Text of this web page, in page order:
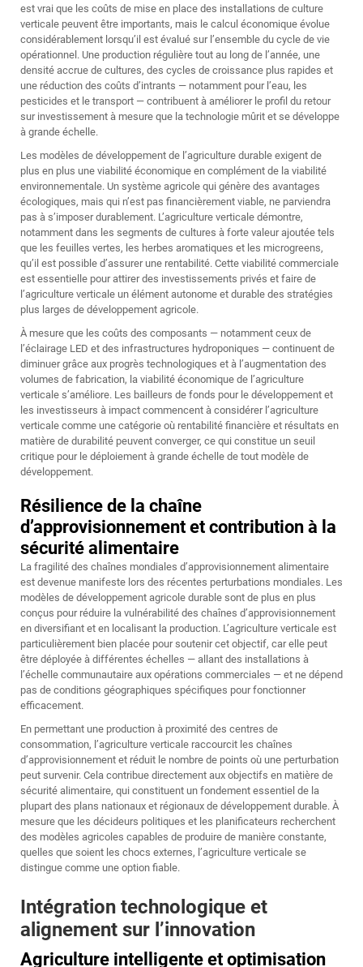
est vrai que les coûts de mise en place des installations de culture
verticale peuvent être importants, mais le calcul économique évolue
considérablement lorsqu’il est évalué sur l’ensemble du cycle de vie
opérationnel. Une production régulière tout au long de l’année, une
densité accrue de cultures, des cycles de croissance plus rapides et
une réduction des coûts d’intrants — notamment pour l’eau, les
pesticides et le transport — contribuent à améliorer le profil du retour
sur investissement à mesure que la technologie mûrit et se développe
à grande échelle.
Les modèles de développement de l’agriculture durable exigent de
plus en plus une viabilité économique en complément de la viabilité
environnementale. Un système agricole qui génère des avantages
écologiques, mais qui n’est pas financièrement viable, ne parviendra
pas à s’imposer durablement. L’agriculture verticale démontre,
notamment dans les segments de cultures à forte valeur ajoutée tels
que les feuilles vertes, les herbes aromatiques et les microgreens,
qu’il est possible d’assurer une rentabilité. Cette viabilité commerciale
est essentielle pour attirer des investissements privés et faire de
l’agriculture verticale un élément autonome et durable des stratégies
plus larges de développement agricole.
À mesure que les coûts des composants — notamment ceux de
l’éclairage LED et des infrastructures hydroponiques — continuent de
diminuer grâce aux progrès technologiques et à l’augmentation des
volumes de fabrication, la viabilité économique de l’agriculture
verticale s’améliore. Les bailleurs de fonds pour le développement et
les investisseurs à impact commencent à considérer l’agriculture
verticale comme une catégorie où rentabilité financière et résultats en
matière de durabilité peuvent converger, ce qui constitue un seuil
critique pour le déploiement à grande échelle de tout modèle de
développement.
Résilience de la chaîne
d’approvisionnement et contribution à la
sécurité alimentaire
La fragilité des chaînes mondiales d’approvisionnement alimentaire
est devenue manifeste lors des récentes perturbations mondiales. Les
modèles de développement agricole durable sont de plus en plus
conçus pour réduire la vulnérabilité des chaînes d’approvisionnement
en diversifiant et en localisant la production. L’agriculture verticale est
particulièrement bien placée pour soutenir cet objectif, car elle peut
être déployée à différentes échelles — allant des installations à
l’échelle communautaire aux opérations commerciales — et ne dépend
pas de conditions géographiques spécifiques pour fonctionner
efficacement.
En permettant une production à proximité des centres de
consommation, l’agriculture verticale raccourcit les chaînes
d’approvisionnement et réduit le nombre de points où une perturbation
peut survenir. Cela contribue directement aux objectifs en matière de
sécurité alimentaire, qui constituent un fondement essentiel de la
plupart des plans nationaux et régionaux de développement durable. À
mesure que les décideurs politiques et les planificateurs recherchent
des modèles agricoles capables de produire de manière constante,
quelles que soient les chocs externes, l’agriculture verticale se
distingue comme une option fiable.
Intégration technologique et
alignement sur l’innovation
Agriculture intelligente et optimisation